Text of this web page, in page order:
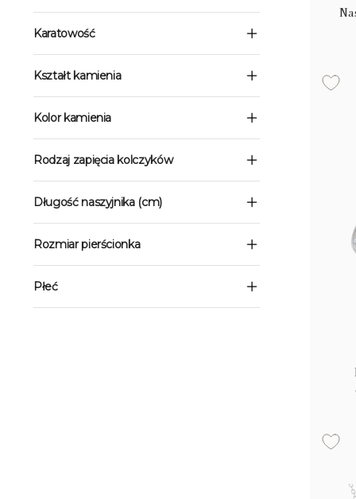
Karatowość
Kształt kamienia
Kolor kamienia
Rodzaj zapięcia kolczyków
Długość naszyjnika (cm)
Rozmiar pierścionka
Płeć